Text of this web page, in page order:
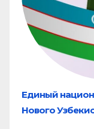
Единый
Нового